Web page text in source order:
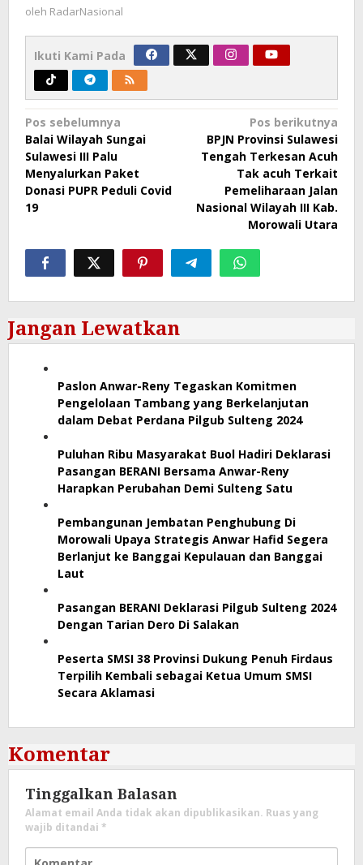
oleh RadarNasional
Ikuti Kami Pada
Navigasi
pos
Pos sebelumnya
Balai Wilayah Sungai
Sulawesi III Palu
Menyalurkan Paket
Donasi PUPR Peduli Covid
19
Pos berikutnya
BPJN Provinsi Sulawesi
Tengah Terkesan Acuh
Tak acuh Terkait
Pemeliharaan Jalan
Nasional Wilayah III Kab.
Morowali Utara
Jangan Lewatkan
Paslon Anwar-Reny Tegaskan Komitmen
Pengelolaan Tambang yang Berkelanjutan
dalam Debat Perdana Pilgub Sulteng 2024
Puluhan Ribu Masyarakat Buol Hadiri Deklarasi
Pasangan BERANI Bersama Anwar-Reny
Harapkan Perubahan Demi Sulteng Satu
Pembangunan Jembatan Penghubung Di
Morowali Upaya Strategis Anwar Hafid Segera
Berlanjut ke Banggai Kepulauan dan Banggai
Laut
Pasangan BERANI Deklarasi Pilgub Sulteng 2024
Dengan Tarian Dero Di Salakan
Peserta SMSI 38 Provinsi Dukung Penuh Firdaus
Terpilih Kembali sebagai Ketua Umum SMSI
Secara Aklamasi
Komentar
Tinggalkan Balasan
Alamat email Anda tidak akan dipublikasikan. Ruas yang
wajib ditandai *